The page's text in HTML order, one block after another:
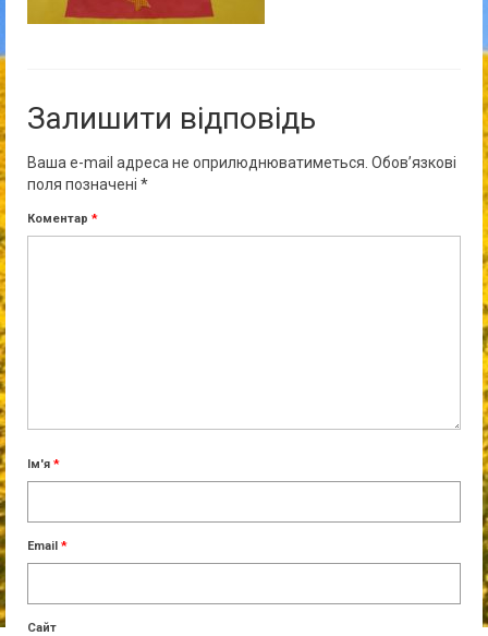
Залишити відповідь
Ваша e-mail адреса не оприлюднюватиметься. Обов’язкові
поля позначені *
Коментар *
Ім'я *
Email *
Сайт